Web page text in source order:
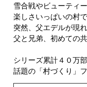
雪合戦やビューティ
楽しさいっぱいの村
突然、父エデルが現
父と兄弟、初めての
シリーズ累計４０万
話題の「村づくり」